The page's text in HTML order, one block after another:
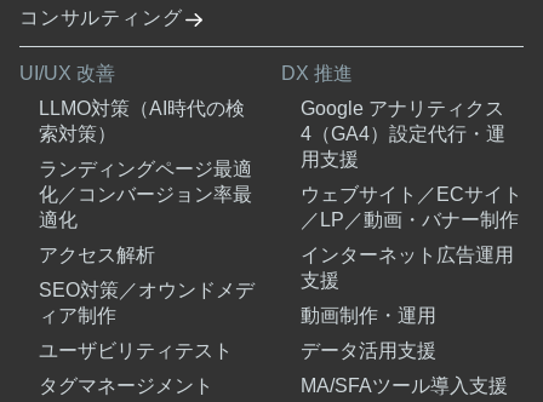
コンサルティング
UI/UX 改善
LLMO対策（AI時代の検
索対策）
ランディングページ最適
化／コンバージョン率最
適化
アクセス解析
SEO対策／オウンドメデ
ィア制作
ユーザビリティテスト
タグマネージメント
DX 推進
Google アナリティクス
4（GA4）設定代行・運
用支援
ウェブサイト／ECサイト
／LP／動画・バナー制作
インターネット広告運用
支援
動画制作・運用
データ活用支援
MA/SFAツール導入支援